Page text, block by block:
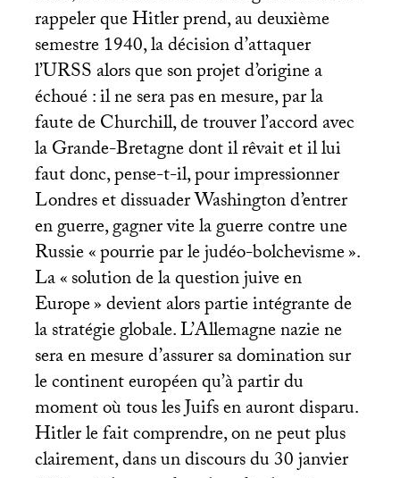
rappeler que Hitler prend, au deuxième
semestre 1940, la décision d’attaquer
l’URSSalors que son projet d’origine a
échoué : il ne sera pas en mesure, par la
faute de Churchill, de trouver l’accord avec
la Grande-Bretagne dont il rêvait et il lui
faut donc, pense-t-il, pour impressionner
Londres et dissuader Washington d’entrer
en guerre, gagner vite la guerre contre une
Russie «pourrie par le judéo-bolchevisme».
La «solution de la question juive en
Europe» devient alors partie intégrante de
la stratégie globale. L’Allemagne nazie ne
sera en mesure d’assurer sa domination sur
le continent européen qu’à partir du
moment où tous les Juifs en auront disparu.
Hitler le fait comprendre, on ne peut plus
clairement, dans un discours du 30 janvier